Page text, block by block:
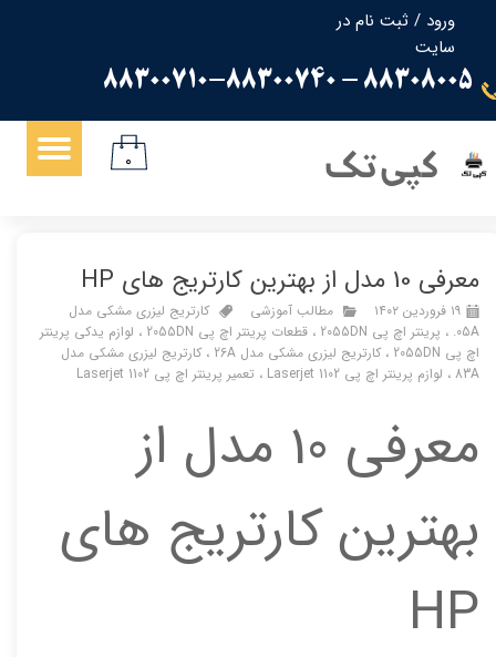
ورود / ثبت نام در
سایت
حساب کاربری من
تغییر گذر واژه
سفارشات
88308005 - 88300710-88300740
کپی تک ۰
معرفی 10 مدل از بهترین کارتریج های HP
۱۹ فروردین ۱۴۰۲ مطالب آموزشی
کارتریج لیزری مشکی مدل
05A. ، پرینتر اچ پی 2055DN ، قطعات پرینتر اچ پی 2055DN ، لوازم یدکی پرینتر
اچ پی 2055DN
، کارتریج لیزری مشکی مدل 26A ، کارتریج لیزری مشکی مدل
83A ، لوازم پرینتر اچ پی 1102 Laserjet ، تعمیر پرینتر اچ پی 1102 Laserjet
معرفی 10 مدل از
بهترین کارتریج های
HP